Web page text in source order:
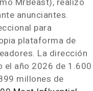
anunciantes.
para
plataforma de
La dirección
año 2026 de 1.600
millones de